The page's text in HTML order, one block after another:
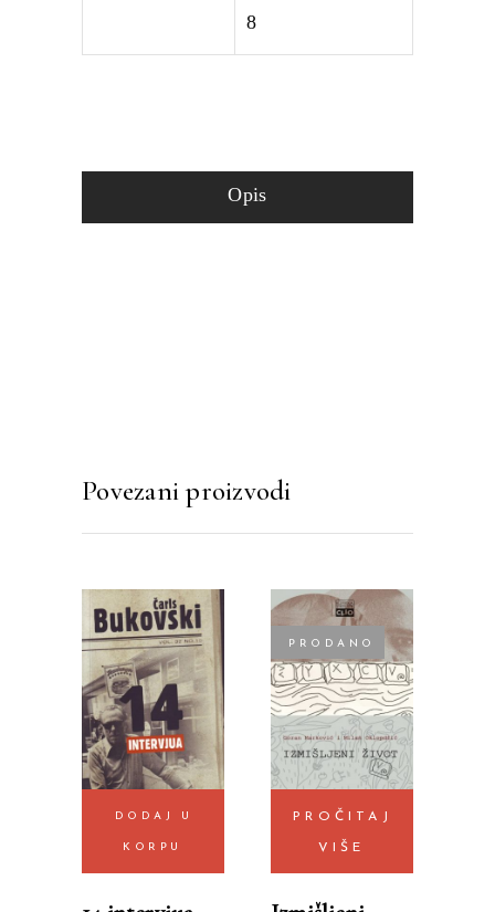
8
Opis
Povezani proizvodi
DODAJ U
KORPU
PRODANO
PROČITAJ
VIŠE